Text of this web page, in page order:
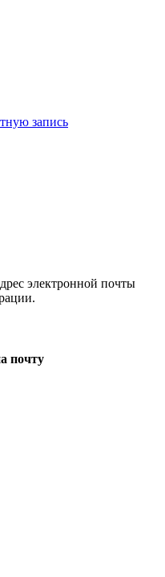
запись
электронной почты
почту